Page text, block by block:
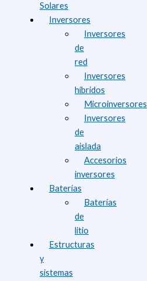
Solares
Inversores
Inversores
de
red
Inversores
híbridos
Microinversores
Inversores
de
aislada
Accesorios
inversores
Baterías
Baterías
de
litio
Estructuras
y
sistemas